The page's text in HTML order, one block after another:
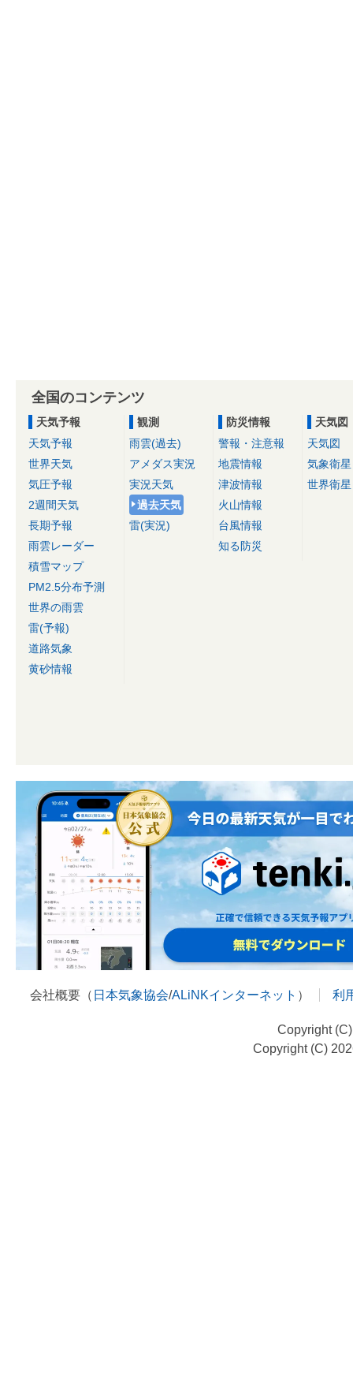
全国のコンテンツ
天気予報
天気予報
世界天気
気圧予報
2週間天気
長期予報
雨雲レーダー
積雪マップ
PM2.5分布予測
世界の雨雲
雷(予報)
道路気象
黄砂情報
観測
雨雲(過去)
アメダス実況
実況天気
過去天気
雷(実況)
防災情報
警報・注意報
地震情報
津波情報
火山情報
台風情報
知る防災
天気図
天気図
気象衛星
世界衛星
会社概要（ 日本気象協会/ALiNKインターネット ） 利
Copyright
Copyright (C)